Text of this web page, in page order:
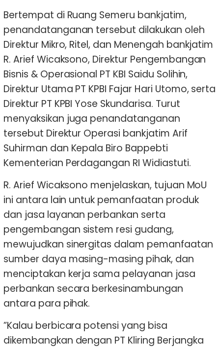
Bertempat di Ruang Semeru bankjatim,
penandatanganan tersebut dilakukan oleh
Direktur Mikro, Ritel, dan Menengah bankjatim
R. Arief Wicaksono, Direktur Pengembangan
Bisnis & Operasional PT KBI Saidu Solihin,
Direktur Utama PT KPBI Fajar Hari Utomo, serta
Direktur PT KPBI Yose Skundarisa. Turut
menyaksikan juga penandatanganan
tersebut Direktur Operasi bankjatim Arif
Suhirman dan Kepala Biro Bappebti
Kementerian Perdagangan RI Widiastuti.
R. Arief Wicaksono menjelaskan, tujuan MoU
ini antara lain untuk pemanfaatan produk
dan jasa layanan perbankan serta
pengembangan sistem resi gudang,
mewujudkan sinergitas dalam pemanfaatan
sumber daya masing-masing pihak, dan
menciptakan kerja sama pelayanan jasa
perbankan secara berkesinambungan
antara para pihak.
”Kalau berbicara potensi yang bisa
dikembangkan dengan PT Kliring Berjangka